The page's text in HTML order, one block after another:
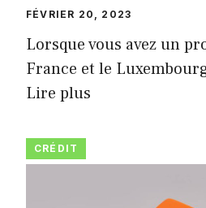
FÉVRIER 20, 2023
Lorsque vous avez un
France et le
Lire plus
CRÉDIT